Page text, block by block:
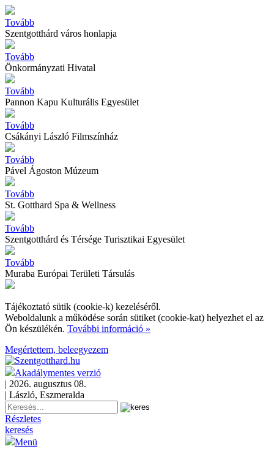
Tovább
Szentgotthárd város honlapja
Tovább
Önkormányzati Hivatal
Tovább
Pannon Kapu Kulturális Egyesület
Tovább
Csákányi László Filmszínház
Tovább
Pável Ágoston Múzeum
Tovább
St. Gotthard Spa & Wellness
Tovább
Szentgotthárd és Térsége Turisztikai Egyesület
Tovább
Muraba Európai Területi Társulás
Tájékoztató sütik (cookie-k) kezeléséről.
Weboldalunk a működése során sütiket (cookie-kat) helyezhet el az
Ön készülékén. További információ »
Megértettem, beleegyezem
Akadálymentes verzió
| 2026. augusztus 08.
| László, Eszmeralda
Részletes
keresés
Menü